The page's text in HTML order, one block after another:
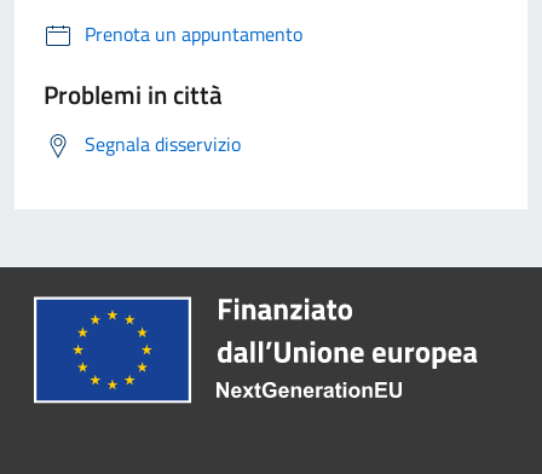
Prenota un appuntamento
Problemi in città
Segnala disservizio